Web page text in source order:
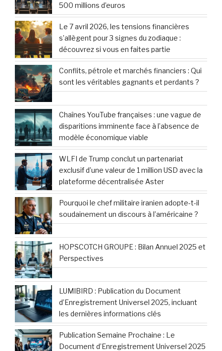
500 millions d’euros
Le 7 avril 2026, les tensions financières
s’allègent pour 3 signes du zodiaque :
découvrez si vous en faites partie
Conflits, pétrole et marchés financiers : Qui
sont les véritables gagnants et perdants ?
Chaînes YouTube françaises : une vague de
disparitions imminente face à l’absence de
modèle économique viable
WLFI de Trump conclut un partenariat
exclusif d’une valeur de 1 million USD avec la
plateforme décentralisée Aster
Pourquoi le chef militaire iranien adopte-t-il
soudainement un discours à l’américaine ?
HOPSCOTCH GROUPE : Bilan Annuel 2025 et
Perspectives
LUMIBIRD : Publication du Document
d’Enregistrement Universel 2025, incluant
les dernières informations clés
Publication Semaine Prochaine : Le
Document d’Enregistrement Universel 2025